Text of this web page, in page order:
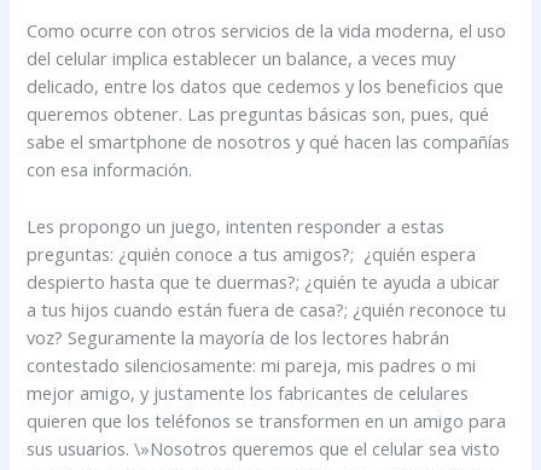
Como ocurre con otros servicios de la vida moderna, el uso
del celular implica establecer un balance, a veces muy
delicado, entre los datos que cedemos y los beneficios que
queremos obtener. Las preguntas básicas son, pues, qué
sabe el smartphone de nosotros y qué hacen las compañías
con esa información.
Les propongo un juego, intenten responder a estas
preguntas: ¿quién conoce a tus amigos?; ¿quién espera
despierto hasta que te duermas?; ¿quién te ayuda a ubicar
a tus hijos cuando están fuera de casa?; ¿quién reconoce tu
voz? Seguramente la mayoría de los lectores habrán
contestado silenciosamente: mi pareja, mis padres o mi
mejor amigo, y justamente los fabricantes de celulares
quieren que los teléfonos se transformen en un amigo para
sus usuarios. \»Nosotros queremos que el celular sea visto